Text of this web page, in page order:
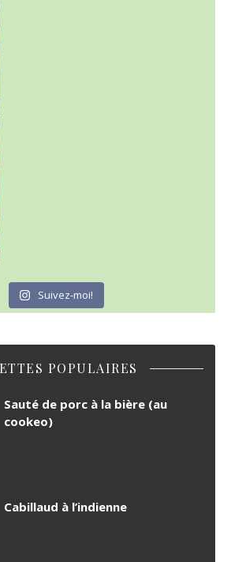
Suivez-moi!
POPULAIRES
Sauté de porc à la bière (au
cookeo)
Cabillaud à l’indienne